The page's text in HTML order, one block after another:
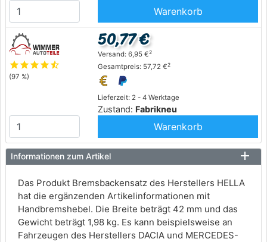
Warenkorb
starstarstarstarstar_half
(97 %)
Lieferzeit: 2 - 4 Werktage
Zustand: Fabrikneu
50,77 €
Versand: 6,95 €2
Gesamtpreis: 57,72 €2
Warenkorb
Informationen zum Artikel
Das Produkt Bremsbackensatz des Herstellers HELLA
hat die ergänzenden Artikelinformationen mit
Handbremshebel. Die Breite beträgt 42 mm und das
Gewicht beträgt 1,98 kg. Es kann beispielsweise an
Fahrzeugen des Herstellers DACIA und MERCEDES-